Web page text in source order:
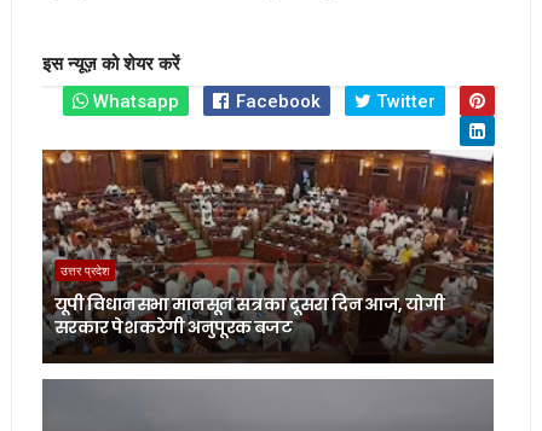
इस न्यूज़ को शेयर करें
Whatsapp
Facebook Twitter
उत्तर प्रदेश
यूपी विधानसभा मानसून सत्र का दूसरा दिन आज, योगी
सरकार पेश करेगी अनुपूरक बजट